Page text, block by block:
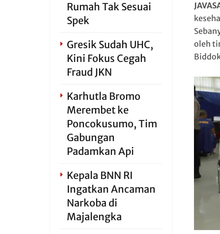
oleh
Rumah Tak Sesuai
Spek
Gresik Sudah UHC,
Kini Fokus Cegah
Fraud JKN
Karhutla Bromo
Merembet ke
Poncokusumo, Tim
Gabungan
Padamkan Api
Kepala BNN RI
Ingatkan Ancaman
Narkoba di
Majalengka